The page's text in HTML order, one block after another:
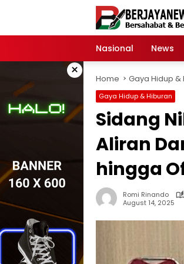
Nasional News
× Home Gaya Hidup &
Gaya Hidup & Hiburan
Sidang
Aliran
hingga
Romi Rinando
August 14, 2025